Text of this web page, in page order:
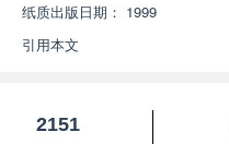
纸质出版日期： 1999
引用本文
2151